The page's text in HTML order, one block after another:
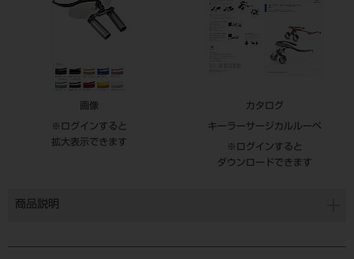
画像
※ログインすると
拡大表示できます
カタログ
キーラーサージカルルーペ
※ログインすると
ダウンロードできます
商品説明